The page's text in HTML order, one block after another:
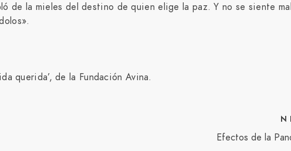
de la mieles del destino de quien elige la paz. Y no se siente
querida’, de la Fundación Avina.
Efectos de la